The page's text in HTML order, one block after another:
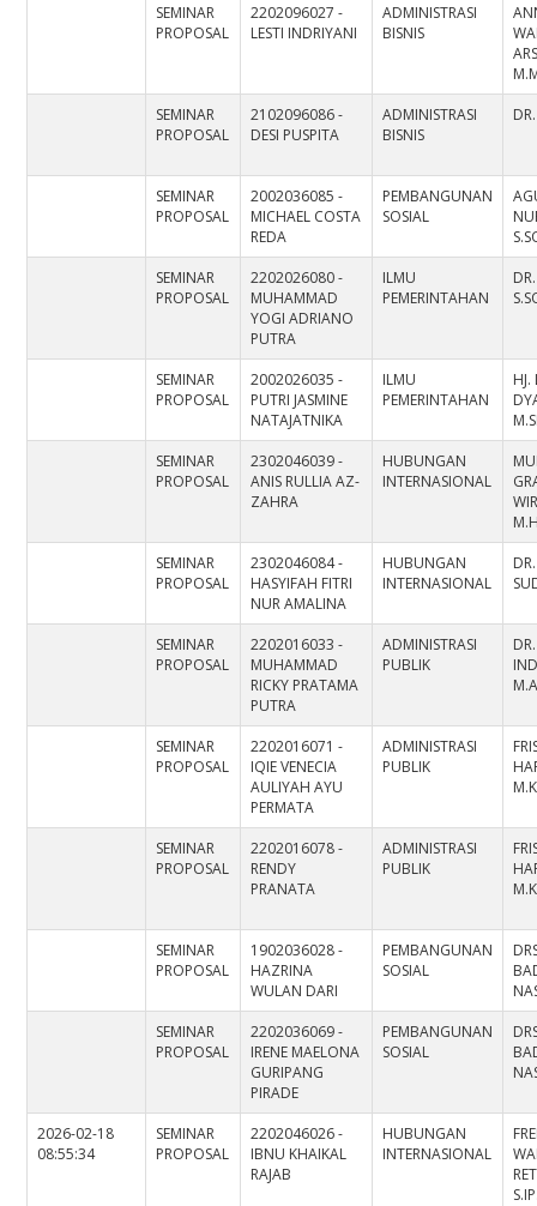
SEMINAR
PROPOSAL
2202096027 -
LESTI INDRIYANI
ADMINISTRASI
BISNIS
SEMINAR
PROPOSAL
2102096086 -
DESI PUSPITA
ADMINISTRASI
BISNIS
SEMINAR
PROPOSAL
2002036085 -
MICHAEL COSTA
REDA
PEMBANGUNAN
SOSIAL
SEMINAR
PROPOSAL
2202026080 -
MUHAMMAD
YOGI ADRIANO
PUTRA
ILMU
PEMERINTAHAN
SEMINAR
PROPOSAL
2002026035 -
PUTRI JASMINE
NATAJATNIKA
ILMU
PEMERINTAHAN
HJ.
SEMINAR
PROPOSAL
2302046039 -
ANIS RULLIA AZ-
ZAHRA
HUBUNGAN
INTERNASIONAL
SEMINAR
PROPOSAL
2302046084 -
HASYIFAH FITRI
NUR AMALINA
HUBUNGAN
INTERNASIONAL
SEMINAR
PROPOSAL
2202016033 -
MUHAMMAD
RICKY PRATAMA
PUTRA
ADMINISTRASI
PUBLIK
SEMINAR
PROPOSAL
2202016071 -
IQIE VENECIA
AULIYAH AYU
PERMATA
ADMINISTRASI
PUBLIK
SEMINAR
PROPOSAL
2202016078 -
RENDY
PRANATA
ADMINISTRASI
PUBLIK
SEMINAR
PROPOSAL
1902036028 -
HAZRINA
WULAN DARI
PEMBANGUNAN
SOSIAL
SEMINAR
PROPOSAL
2202036069 -
IRENE MAELONA
GURIPANG
PIRADE
PEMBANGUNAN
SOSIAL
2026-02-18
08:55:34
SEMINAR
PROPOSAL
2202046026 -
IBNU KHAIKAL
RAJAB
HUBUNGAN
INTERNASIONAL